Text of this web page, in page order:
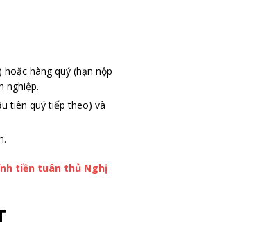
hàng quý (hạn nộp
nghiệp.
tiên quý tiếp theo) và
tiền tuân thủ Nghị